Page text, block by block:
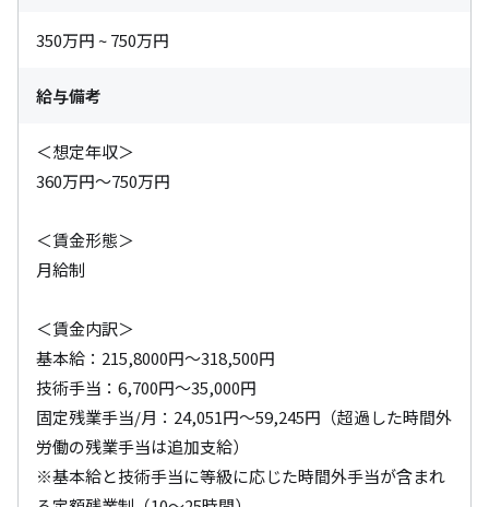
350万円 ~ 750万円
給与備考
＜想定年収＞
360万円～750万円
＜賃金形態＞
月給制
＜賃金内訳＞
基本給：215,8000円～318,500円
技術手当：6,700円～35,000円
固定残業手当/月：24,051円～59,245円（超過した時間外
労働の残業手当は追加支給）
※基本給と技術手当に等級に応じた時間外手当が含まれ